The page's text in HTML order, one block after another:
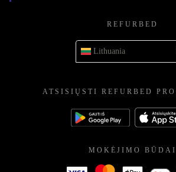
REFURBED
Lithuania
ATSISIŲSTI REFURBED
MOKĖJIMO BŪDAI